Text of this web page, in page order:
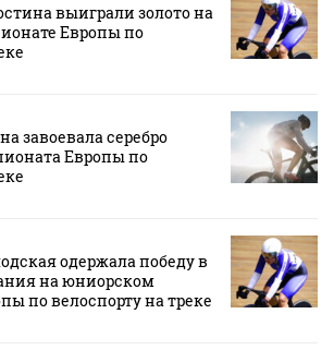
выиграли золото на
Европы по
завоевала серебро
Европы по
одержала победу в
на юниорском
по велоспорту на треке